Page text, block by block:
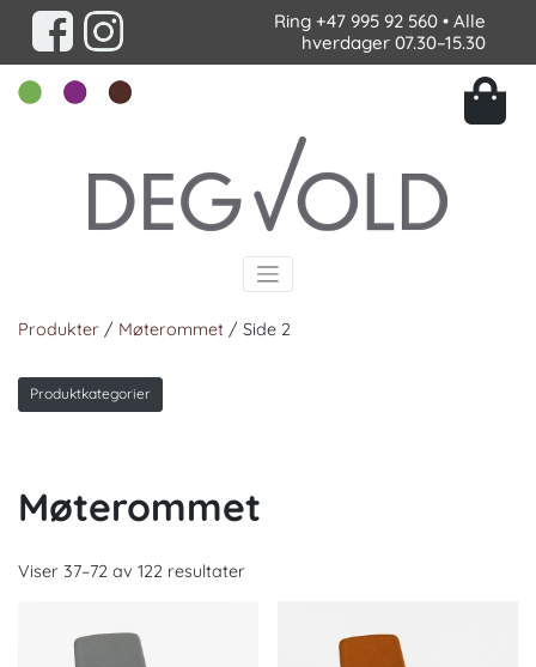
Ring +47 995 92 560 • Alle
hverdager 07.30–15.30
Produkter / Møterommet / Side 2
Produktkategorier
Møterommet
Viser 37–72 av 122 resultater